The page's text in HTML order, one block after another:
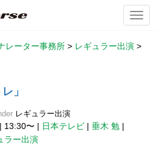
レーター事務所 > レギュラー出演 >
」
レギュラー出演
| 13:30〜 | 日本テレビ | 垂木 勉 |
ラー出演